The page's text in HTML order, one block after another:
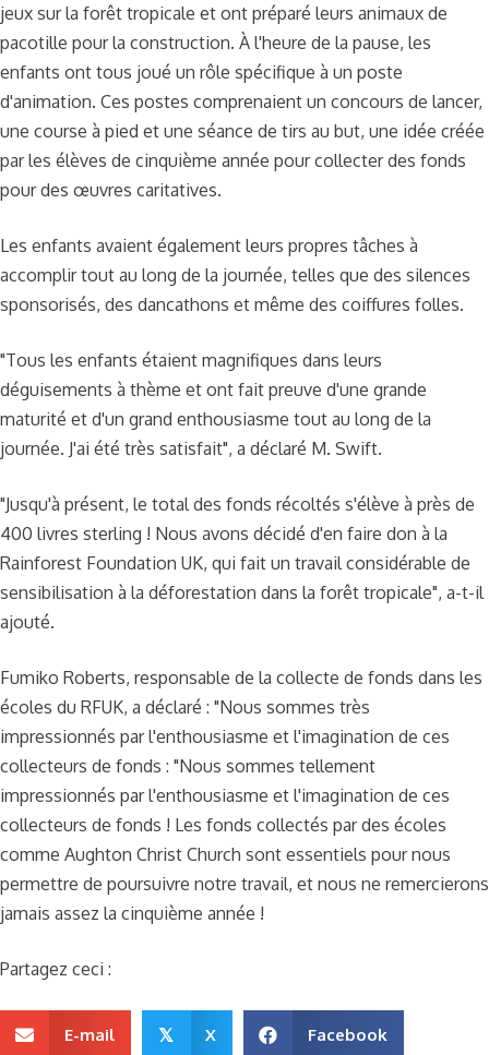
jeux sur la forêt tropicale et ont préparé leurs animaux de
pacotille pour la construction. À l'heure de la pause, les
enfants ont tous joué un rôle spécifique à un poste
d'animation. Ces postes comprenaient un concours de lancer,
une course à pied et une séance de tirs au but, une idée créée
par les élèves de cinquième année pour collecter des fonds
pour des œuvres caritatives.
Les enfants avaient également leurs propres tâches à
accomplir tout au long de la journée, telles que des silences
sponsorisés, des dancathons et même des coiffures folles.
"Tous les enfants étaient magnifiques dans leurs
déguisements à thème et ont fait preuve d'une grande
maturité et d'un grand enthousiasme tout au long de la
journée. J'ai été très satisfait", a déclaré M. Swift.
"Jusqu'à présent, le total des fonds récoltés s'élève à près de
400 livres sterling ! Nous avons décidé d'en faire don à la
Rainforest Foundation UK, qui fait un travail considérable de
sensibilisation à la déforestation dans la forêt tropicale", a-t-il
ajouté.
Fumiko Roberts, responsable de la collecte de fonds dans les
écoles du RFUK, a déclaré : "Nous sommes très
impressionnés par l'enthousiasme et l'imagination de ces
collecteurs de fonds : "Nous sommes tellement
impressionnés par l'enthousiasme et l'imagination de ces
collecteurs de fonds ! Les fonds collectés par des écoles
comme Aughton Christ Church sont essentiels pour nous
permettre de poursuivre notre travail, et nous ne remercierons
jamais assez la cinquième année !
Partagez ceci :
E-mail 𝕏 X Facebook